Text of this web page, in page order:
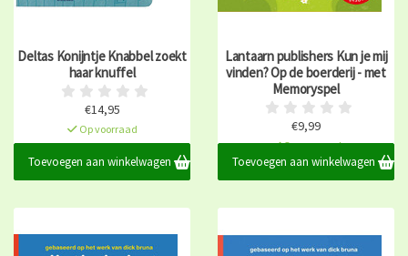
Deltas Konijntje Knabbel zoekt
haar knuffel
€14,95
Op voorraad
Toevoegen aan winkelwagen
Lantaarn publishers Kun je mij
vinden? Op de boerderij - met
Memoryspel
€9,99
Op voorraad
Toevoegen aan winkelwagen